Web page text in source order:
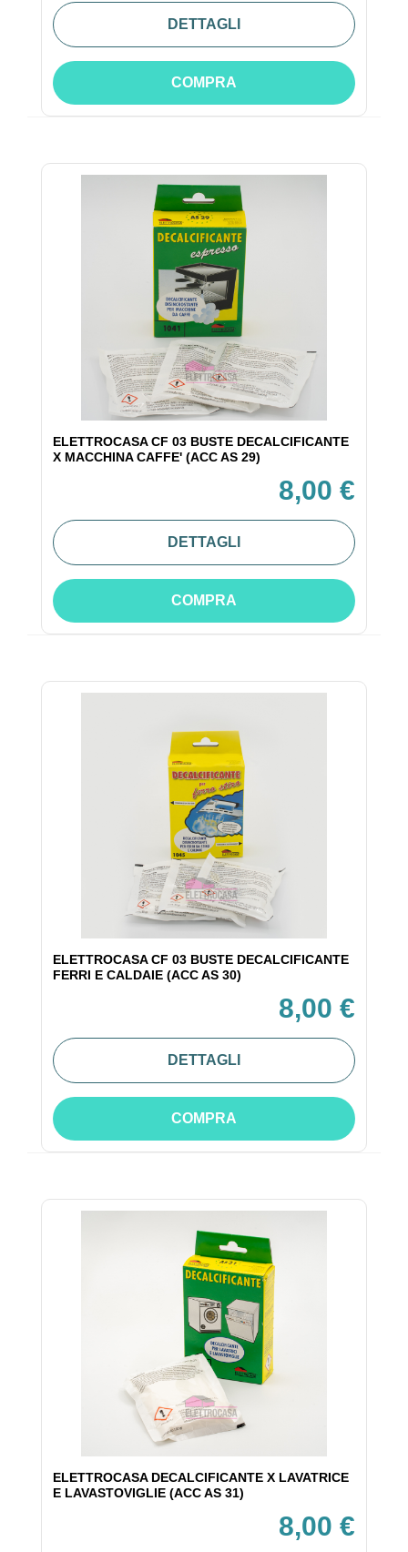
DETTAGLI
COMPRA
ELETTROCASA CF 03 BUSTE DECALCIFICANTE
X MACCHINA CAFFE' (ACC AS 29)
8,00 €
DETTAGLI
COMPRA
ELETTROCASA CF 03 BUSTE DECALCIFICANTE
FERRI E CALDAIE (ACC AS 30)
8,00 €
DETTAGLI
COMPRA
ELETTROCASA DECALCIFICANTE X LAVATRICE
E LAVASTOVIGLIE (ACC AS 31)
8,00 €